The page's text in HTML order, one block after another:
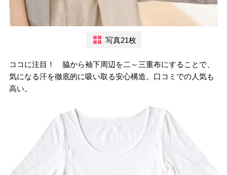
写真21枚
ココに注目！ 脇から袖下周辺を二～三重布にすることで、
気になる汗を徹底的に吸い取る安心構造。口コミでの人気も
高い。